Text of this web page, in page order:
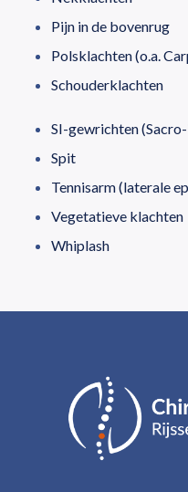
Pijn in de bovenrug
Polsklachten (o.a.
Schouderklachten
SI-gewrichten
Spit
Tennisarm (laterale
Vegetatieve klachten
Whiplash